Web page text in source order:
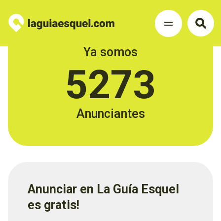
Ya somos
5273
Anunciantes
Anunciar en La Guía Esquel
es gratis!